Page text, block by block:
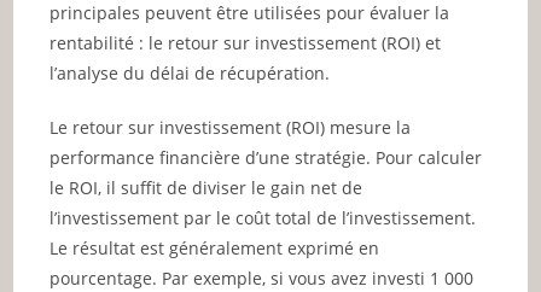
principales peuvent être utilisées pour évaluer la
rentabilité : le retour sur investissement (ROI) et
l’analyse du délai de récupération.
Le retour sur investissement (ROI) mesure la
performance financière d’une stratégie. Pour calculer
le ROI, il suffit de diviser le gain net de
l’investissement par le coût total de l’investissement.
Le résultat est généralement exprimé en
pourcentage. Par exemple, si vous avez investi 1 000